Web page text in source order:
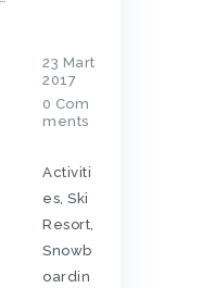
23 Mart
2017
0 Com
ments
Activiti
es, Ski
Resort,
Snowb
oardin